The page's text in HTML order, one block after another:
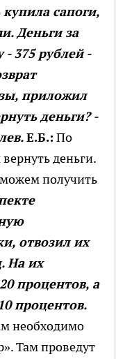
сапоги,
Деньги за
- 375 рублей -
приложил
деньги? -
Е.Б.: По
деньги.
получить
отвозил их
На их
процентов, а
процентов.
необходимо
Там проведут